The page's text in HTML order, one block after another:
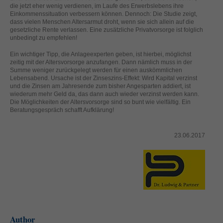
die jetzt eher wenig verdienen, im Laufe des Erwerbslebens ihre
Einkommenssituation verbessern können. Dennoch: Die Studie zeigt,
dass vielen Menschen Altersarmut droht, wenn sie sich allein auf die
gesetzliche Rente verlassen. Eine zusätzliche Privatvorsorge ist folglich
unbedingt zu empfehlen!
Ein wichtiger Tipp, die Anlageexperten geben, ist hierbei, möglichst
zeitig mit der Altersvorsorge anzufangen. Dann nämlich muss in der
Summe weniger zurückgelegt werden für einen auskömmlichen
Lebensabend. Ursache ist der Zinseszins-Effekt: Wird Kapital verzinst
und die Zinsen am Jahresende zum bisher Angesparten addiert, ist
wiederum mehr Geld da, das dann auch wieder verzinst werden kann.
Die Möglichkeiten der Altersvorsorge sind so bunt wie vielfältig. Ein
Beratungsgespräch schafft Aufklärung!
23.06.2017
Author
helfen, diese Website und Ihre Erfahrung zu verbessern.
Personenbezogene Daten können verarbeitet werden (z. B. IP-
Adressen), z. B. für personalisierte Anzeigen und Inhalte oder
Anzeigen- und Inhaltsmessung. Weitere Informationen über die
Verwendung Ihrer Daten finden Sie in unserer
Datenschutzerklärung.
Hier finden Sie eine Übersicht über alle verwendeten Cookies. Sie
können Ihre Einwilligung zu ganzen Kategorien geben oder sich
weitere Informationen anzeigen lassen und so nur bestimmte
Cookies auswählen.
Alle akzeptieren Speichern
Essenzielle Cookies ermöglichen grundlegende Funktionen und sind für
die einwandfreie Funktion der Website erforderlich.
Cookie-Informationen anzeigen